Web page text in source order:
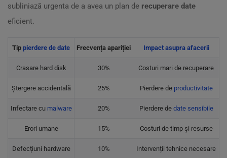
subliniază urgenta de a avea un plan de recuperare date
eficient.
Tip pierdere de date Frecvența apariției Impact asupra afacerii
Crasare hard disk 30% Costuri mari de recuperare
Ștergere accidentală 25% Pierdere de productivitate
Infectare cu malware 20% Pierdere de date sensibile
Erori umane 15% Costuri de timp și resurse
Defecțiuni hardware 10% Intervenții tehnice necesare